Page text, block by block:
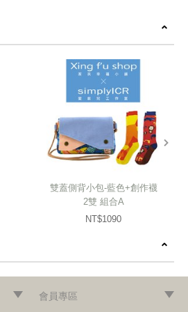
雙蓋側背小包-藍色+創作襪
2雙 組合A
NT$1090
next
會員專區